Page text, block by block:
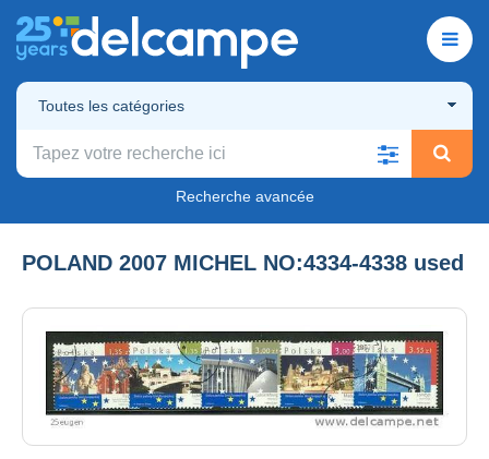
Toutes les catégories
Recherche avancée
POLAND 2007 MICHEL NO:4334-4338 used